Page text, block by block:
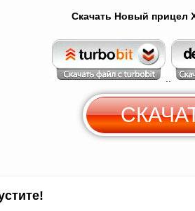
Скачать Новый прицел